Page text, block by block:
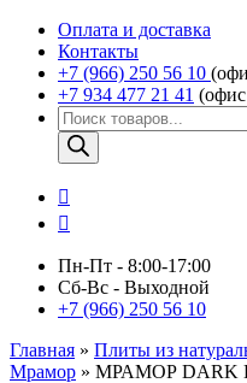
Оплата и доставка
Контакты
+7 (966) 250 56 10
+7 934 477 21 41
Поиск
товаров
Пн-Пт - 8:00-17:00
Сб-Вс - Выходной
+7 (966) 250 56 10
Главная » Плиты из
Мрамор » МРАМОР DARK